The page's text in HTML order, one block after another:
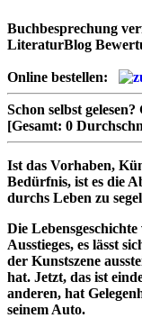
Buchbesprechung
LiteraturBlog
Online bestellen:
Schon selbst gelesen?
[Gesamt: 0
Ist das Vorhaben,
Bedürfnis, ist es die
durchs Leben zu
Die
Ausstieges, es lässt
der Kunstszene
hat. Jetzt, das ist
anderen, hat
seinem Auto.